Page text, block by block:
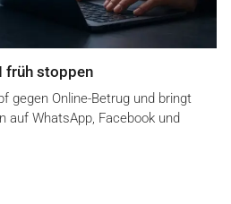
früh stoppen
gegen Online-Betrug und bringt
auf WhatsApp, Facebook und